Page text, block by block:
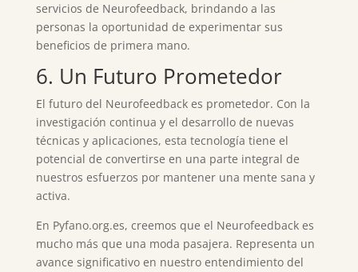
servicios de Neurofeedback, brindando a las
personas la oportunidad de experimentar sus
beneficios de primera mano.
6. Un Futuro Prometedor
El futuro del Neurofeedback es prometedor. Con la
investigación continua y el desarrollo de nuevas
técnicas y aplicaciones, esta tecnología tiene el
potencial de convertirse en una parte integral de
nuestros esfuerzos por mantener una mente sana y
activa.
En Pyfano.org.es, creemos que el Neurofeedback es
mucho más que una moda pasajera. Representa un
avance significativo en nuestro entendimiento del